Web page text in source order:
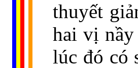
thuyết
hai vị
lúc đó có